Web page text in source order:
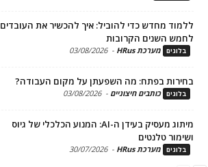
ללמוד מחדש כדי להוביל: איך להכשיר את העובדים
לחמש השנים הקרובות
בלוגים מערכת HRus -
03/08/2026
בחירות בפתח: מה השפעתן על מקום העבודה?
בלוגים כותבים חיצוניים -
03/08/2026
מיתוג מעסיק בעידן ה-AI: המנוע הכלכלי של גיוס
ושימור טלנטים
בלוגים מערכת HRus -
30/07/2026